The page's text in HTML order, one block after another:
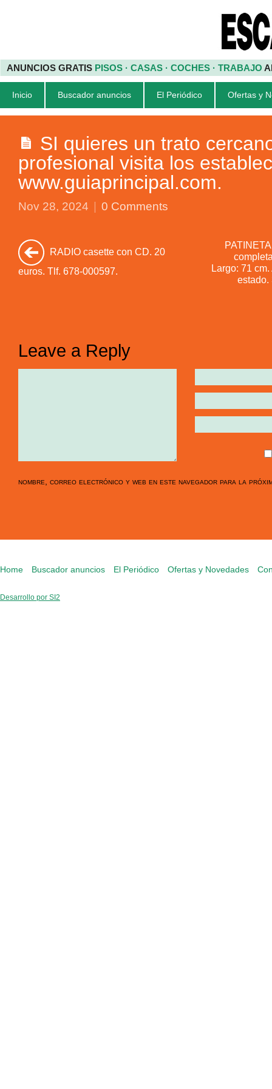
ANUNCIOS GRATIS PISOS · CASAS · COCHES · TRABAJO
Inicio Buscador anuncios El Periódico Ofertas y
SI quieres un trato
profesional visita los
www.guiaprincipal.com.
Nov 28, 2024 0 Comments
RADIO casette con CD. 20
euros. Tlf. 678-000597.
Largo: 71
estado.
Leave a Reply
nombre, correo electrónico y web en este navegador para la
Home Buscador anuncios El Periódico Ofertas y Novedades
Desarrollo por SI2